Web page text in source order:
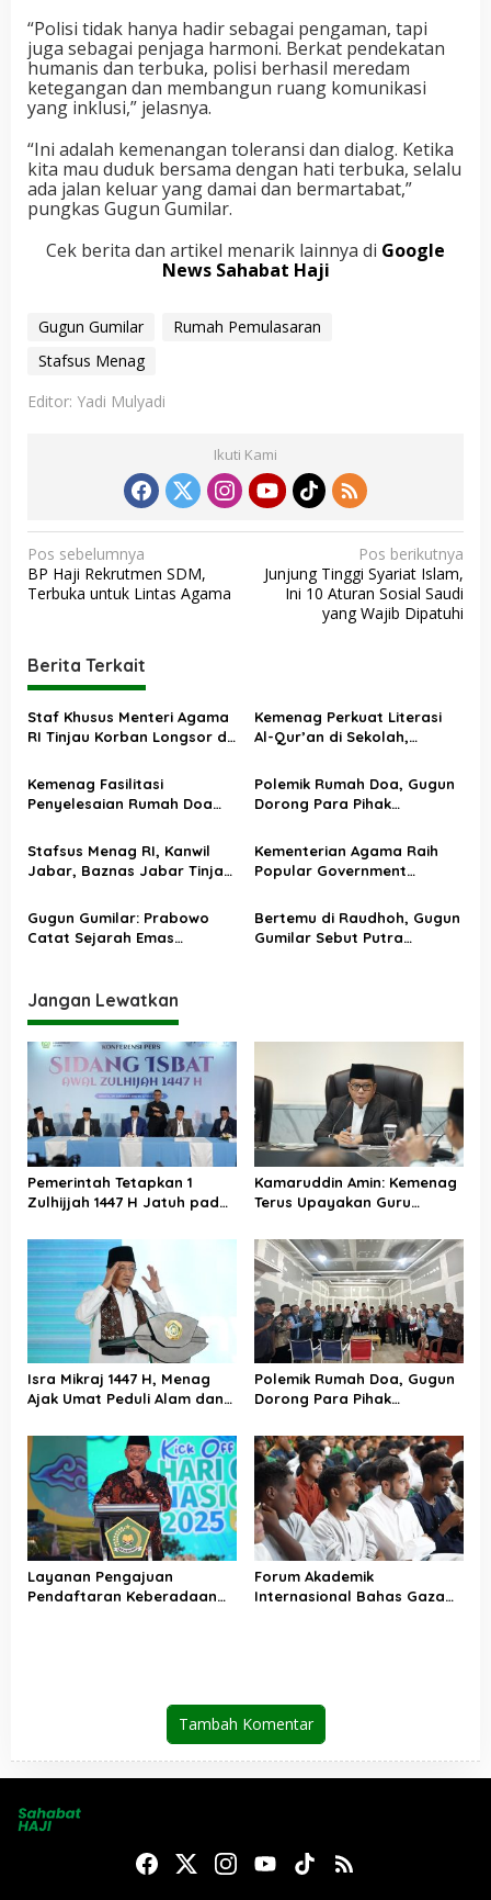
“Polisi tidak hanya hadir sebagai pengaman, tapi
juga sebagai penjaga harmoni. Berkat pendekatan
humanis dan terbuka, polisi berhasil meredam
ketegangan dan membangun ruang komunikasi
yang inklusi,” jelasnya.
“Ini adalah kemenangan toleransi dan dialog. Ketika
kita mau duduk bersama dengan hati terbuka, selalu
ada jalan keluar yang damai dan bermartabat,”
pungkas Gugun Gumilar.
Cek berita dan artikel menarik lainnya di Google
News Sahabat Haji
Gugun Gumilar
Rumah Pemulasaran
Stafsus Menag
Editor: Yadi Mulyadi
Ikuti Kami
N
a
g
a
s
p
s
Pos sebelumnya
BP Haji Rekrutmen SDM,
Terbuka untuk Lintas Agama
Pos berikutnya
Junjung Tinggi Syariat Islam,
Ini 10 Aturan Sosial Saudi
yang Wajib Dipatuhi
Berita Terkait
Staf Khusus Menteri Agama
RI Tinjau Korban Longsor di
Salurkan Bantuan dan
Traumatic Healing
Kemenag Perkuat Literasi
Al-Qur’an di Sekolah,
Fondasi Kebijakan
Pendidikan Agama
Kemenag Fasilitasi
Penyelesaian Rumah Doa
Delapan Langkah Kerukunan
Polemik Rumah Doa, Gugun
Dorong Para Pihak
Stafsus Menag RI, Kanwil
Jabar, Baznas Jabar Tinjau
Anjasari, Kabupaten
Bandung
Kementerian Agama Raih
Popular Government
Gugun Gumilar: Prabowo
Catat Sejarah Emas
Bertemu di Raudhoh, Gugun
Gumilar Sebut Putra
Jangan Lewatkan
Pemerintah Tetapkan 1
Zulhijjah 1447 H Jatuh pada
Kamaruddin Amin: Kemenag
Terus Upayakan Guru
Diangkat PPPK
Isra Mikraj 1447 H, Menag
Ajak Umat Peduli Alam dan
Polemik Rumah Doa, Gugun
Dorong Para Pihak
Layanan Pengajuan
Pendaftaran Keberadaan
Forum Akademik
Internasional Bahas Gaza
Tambah Komentar